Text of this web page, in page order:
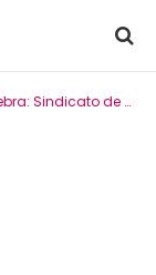
inaugura un salón único y premia a sus deportistas